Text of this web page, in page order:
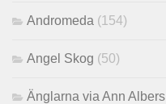
Andromeda (154)
Angel Skog (50)
Änglarna via Ann Albers